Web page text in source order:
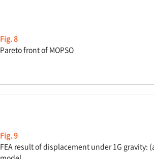
Fig. 8
Pareto front of MOPSO
Fig. 9
FEA result of displacement under 1G gravity: